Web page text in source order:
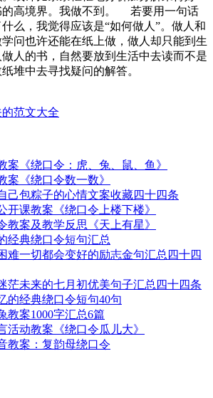
的高境界。我做不到。 若要用一句话
么，我觉得应该是“如何做人”。做人和
问也许还能在纸上做，做人却只能到生
人的书，自然要放到生活中去读而不是
纸堆中去寻找疑问的解答。
范文大全
案《绕口令：虎、兔、鼠、鱼》
案《绕口令数一数》
己包粽子的心情文案收藏四十四条
开课教案《绕口令上楼下楼》
教案及教学反思《天上有星》
经典绕口令短句汇总
难一切都会变好的励志金句汇总四十四
茫未来的七月初优美句子汇总四十四条
的经典绕口令短句40句
教案1000字汇总6篇
活动教案《绕口令瓜儿大》
教案：复韵母绕口令